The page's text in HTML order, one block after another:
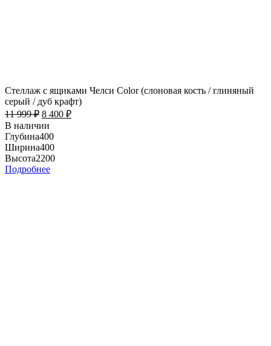
Стеллаж с ящиками Челси Color (слоновая кость / глиняный
серый / дуб крафт)
11 999₽ 8 400 ₽
В наличии
Глубина400
Ширина400
Высота2200
Подробнее